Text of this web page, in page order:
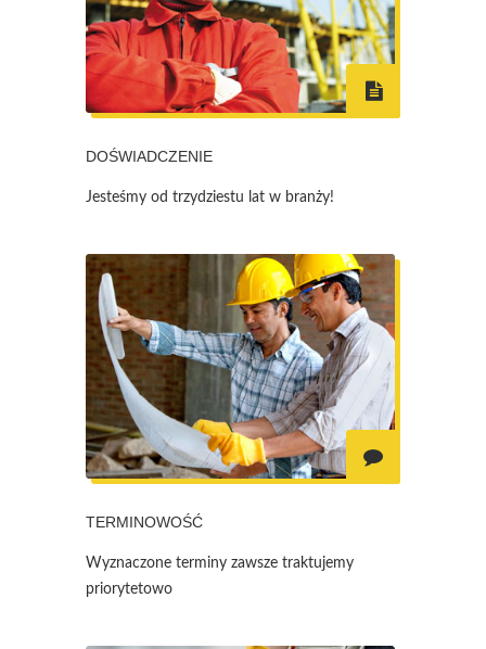
DOŚWIADCZENIE
Jesteśmy od trzydziestu lat w branży!
TERMINOWOŚĆ
Wyznaczone terminy zawsze traktujemy
priorytetowo